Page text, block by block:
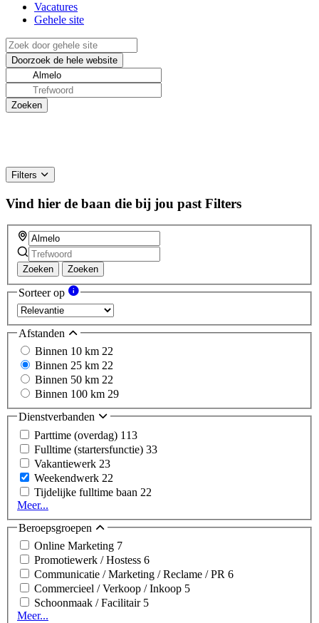
Vacatures
Gehele site
Filters
Vind hier de baan die bij jou past Filters
Zoeken Zoeken
Sorteer op
Afstanden
Binnen 10 km 22
Binnen 25 km 22
Binnen 50 km 22
Binnen 100 km 29
Dienstverbanden
Parttime (overdag) 113
Fulltime (startersfunctie) 33
Vakantiewerk 23
Weekendwerk 22
Tijdelijke fulltime baan 22
Meer...
Beroepsgroepen
Online Marketing 7
Promotiewerk / Hostess 6
Communicatie / Marketing / Reclame / PR 6
Commercieel / Verkoop / Inkoop 5
Schoonmaak / Facilitair 5
Meer...